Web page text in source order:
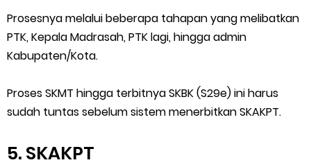
Prosesnya melalui beberapa tahapan yang melibatkan
PTK, Kepala Madrasah, PTK lagi, hingga admin
Kabupaten/Kota.
Proses SKMT hingga terbitnya SKBK (S29e) ini harus
sudah tuntas sebelum sistem menerbitkan SKAKPT.
5. SKAKPT